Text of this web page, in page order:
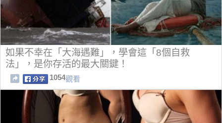
如果不幸在「大海遇難」，學會這「8個自救
法」，是你存活的最大關鍵！
1054觀看